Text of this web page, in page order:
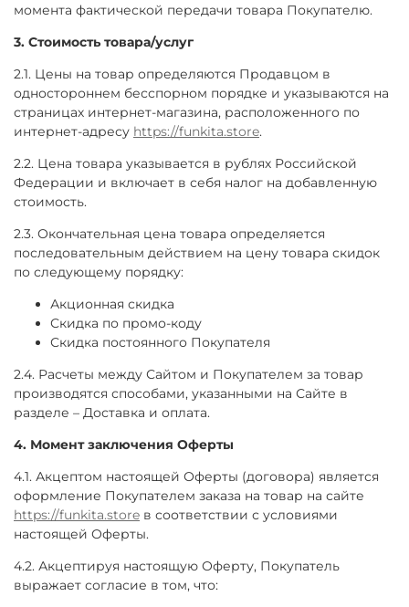
момента фактической передачи товара Покупателю.
3. Стоимость товара/услуг
2.1. Цены на товар определяются Продавцом в
одностороннем бесспорном порядке и указываются на
страницах интернет-магазина, расположенного по
интернет-адресу https://funkita.store.
2.2. Цена товара указывается в рублях Российской
Федерации и включает в себя налог на добавленную
стоимость.
2.3. Окончательная цена товара определяется
последовательным действием на цену товара скидок
по следующему порядку:
Акционная скидка
Скидка по промо-коду
Скидка постоянного Покупателя
2.4. Расчеты между Сайтом и Покупателем за товар
производятся способами, указанными на Сайте в
разделе – Доставка и оплата.
4. Момент заключения Оферты
4.1. Акцептом настоящей Оферты (договора) является
оформление Покупателем заказа на товар на сайте
https://funkita.store в соответствии с условиями
настоящей Оферты.
4.2. Акцептируя настоящую Оферту, Покупатель
выражает согласие в том, что: